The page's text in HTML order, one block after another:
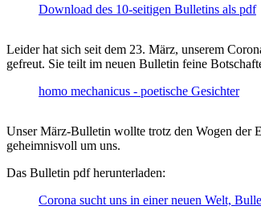
Download des 10-seitigen Bulletins als pdf
Leider hat sich seit dem 23. März, unserem
gefreut. Sie teilt im neuen Bulletin feine
homo mechanicus - poetische Gesichter
Unser März-Bulletin wollte trotz den Wogen der
geheimnisvoll um uns.
Das Bulletin pdf herunterladen:
Corona sucht uns in einer neuen Welt,